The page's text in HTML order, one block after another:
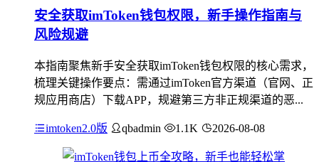
安全获取imToken钱包权限，新手操作指南与
风险规避
本指南聚焦新手安全获取imToken钱包权限的核心需求，
梳理关键操作要点：需通过imToken官方渠道（官网、正
规应用商店）下载APP，规避第三方非正规渠道的恶...
imtoken2.0版 qbadmin 1.1K 2026-08-08